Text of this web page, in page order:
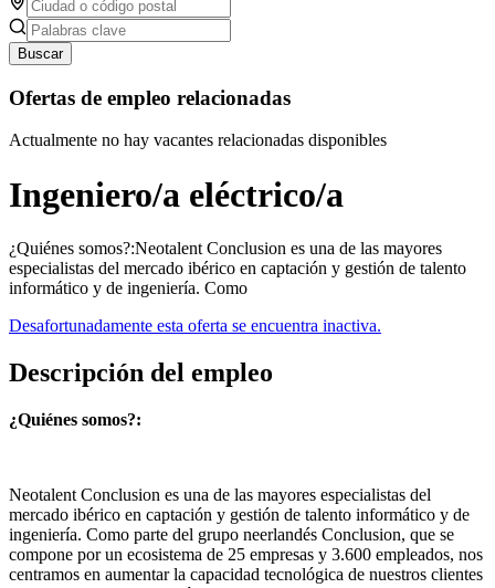
Buscar
Ofertas de empleo relacionadas
Actualmente no hay vacantes relacionadas disponibles
Ingeniero/a eléctrico/a
¿Quiénes somos?:Neotalent Conclusion es una de las mayores
especialistas del mercado ibérico en captación y gestión de talento
informático y de ingeniería. Como
Desafortunadamente esta oferta se encuentra inactiva.
Descripción del empleo
¿Quiénes somos?:
Neotalent Conclusion es una de las mayores especialistas del
mercado ibérico en captación y gestión de talento informático y de
ingeniería. Como parte del grupo neerlandés Conclusion, que se
compone por un ecosistema de 25 empresas y 3.600 empleados, nos
centramos en aumentar la capacidad tecnológica de nuestros clientes